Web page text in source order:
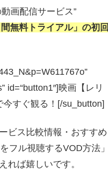
画配信サービス”
間無料トライアル」の初回
id=“button1″]映画【レリ
すぐ観る！[/su_button]
ビス比較情報・おすすめ
フル視聴するVOD方法」
れば嬉しいです。